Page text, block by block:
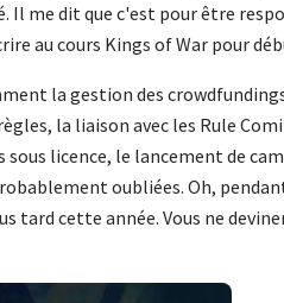
Il me dit que c'est pour être
au cours Kings of War pour
la gestion des
la liaison avec les Rule
licence, le lancement de
oubliées. Oh,
tard cette année. Vous ne